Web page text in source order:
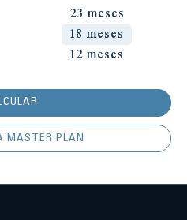
23 meses
18 meses
12 meses
MASTER PLAN